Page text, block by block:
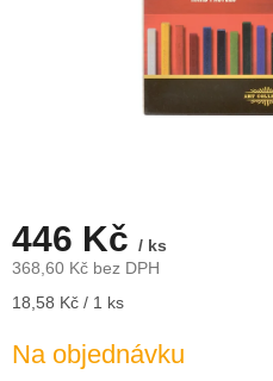
446 Kč / ks
368,60 Kč bez DPH
Měrná
18,58 Kč / 1 ks
Na objednávku